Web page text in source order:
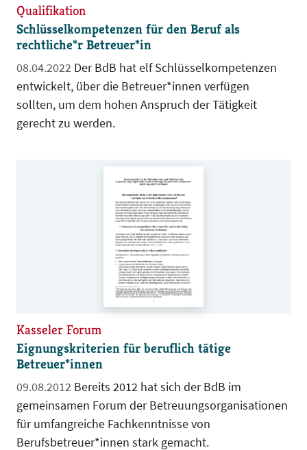
Qualifikation
Schlüsselkompetenzen für den Beruf als
rechtliche*r Betreuer*in
08.04.2022
entwickelt, über die Betreuer*innen verfügen
sollten, um dem hohen Anspruch der Tätigkeit
gerecht zu werden.
Kasseler Forum
Eignungskriterien für beruflich tätige
Betreuer*innen
09.08.2012
gemeinsamen Forum der Betreuungsorganisationen
für umfangreiche Fachkenntnisse von
Berufsbetreuer*innen stark gemacht.